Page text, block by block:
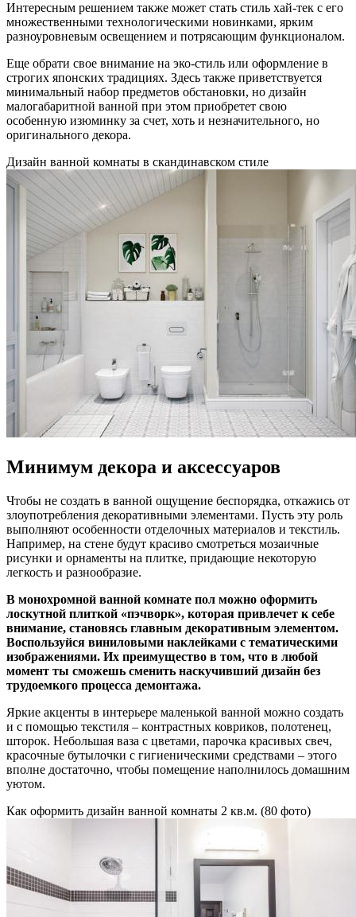
Интересным решением также может стать стиль хай-тек с его
множественными технологическими новинками, ярким
разноуровневым освещением и потрясающим функционалом.
Еще обрати свое внимание на эко-стиль или оформление в
строгих японских традициях. Здесь также приветствуется
минимальный набор предметов обстановки, но дизайн
малогабаритной ванной при этом приобретет свою
особенную изюминку за счет, хоть и незначительного, но
оригинального декора.
Дизайн ванной комнаты в скандинавском стиле
Минимум декора и аксессуаров
Чтобы не создать в ванной ощущение беспорядка, откажись от
злоупотребления декоративными элементами. Пусть эту роль
выполняют особенности отделочных материалов и текстиль.
Например, на стене будут красиво смотреться мозаичные
рисунки и орнаменты на плитке, придающие некоторую
легкость и разнообразие.
В монохромной ванной комнате пол можно оформить
лоскутной плиткой «пэчворк», которая привлечет к себе
внимание, становясь главным декоративным элементом.
Воспользуйся виниловыми наклейками с тематическими
изображениями. Их преимущество в том, что в любой
момент ты сможешь сменить наскучивший дизайн без
трудоемкого процесса демонтажа.
Яркие акценты в интерьере маленькой ванной можно создать
и с помощью текстиля – контрастных ковриков, полотенец,
шторок. Небольшая ваза с цветами, парочка красивых свеч,
красочные бутылочки с гигиеническими средствами – этого
вполне достаточно, чтобы помещение наполнилось домашним
уютом.
Как оформить дизайн ванной комнаты 2 кв.м. (80 фото)